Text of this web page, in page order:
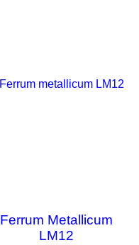
Ferrum Metallicum
LM12